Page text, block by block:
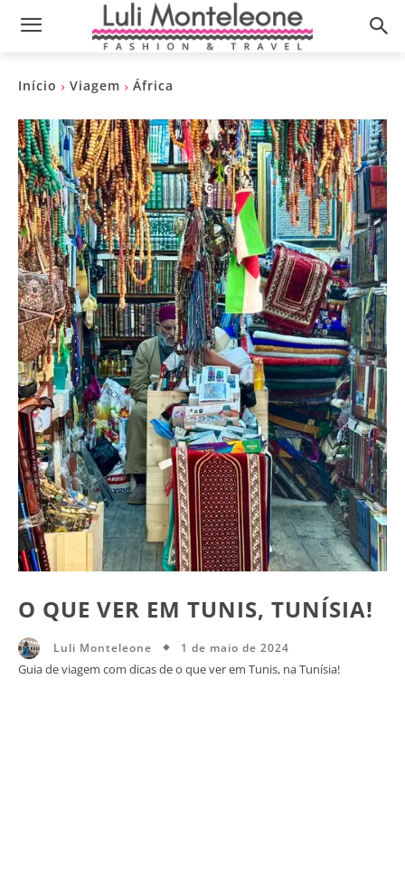
Início Viagem África
O QUE VER EM TUNIS, TUNÍSIA!
Luli Monteleone 1 de maio de 2024
Guia de viagem com dicas de o que ver em Tunis, na Tunísia!